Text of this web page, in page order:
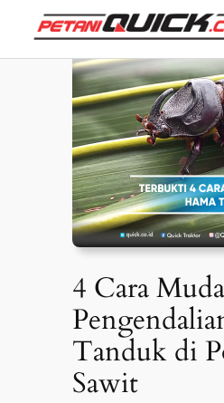
4 Cara
Tanduk di
Sawit